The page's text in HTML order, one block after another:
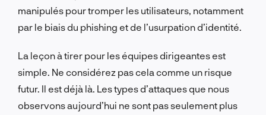
manipulés pour tromper les utilisateurs, notamment
par le biais du phishing et de l’usurpation d’identité.
La leçon à tirer pour les équipes dirigeantes est
simple. Ne considérez pas cela comme un risque
futur. Il est déjà là. Les types d’attaques que nous
observons aujourd’hui ne sont pas seulement plus